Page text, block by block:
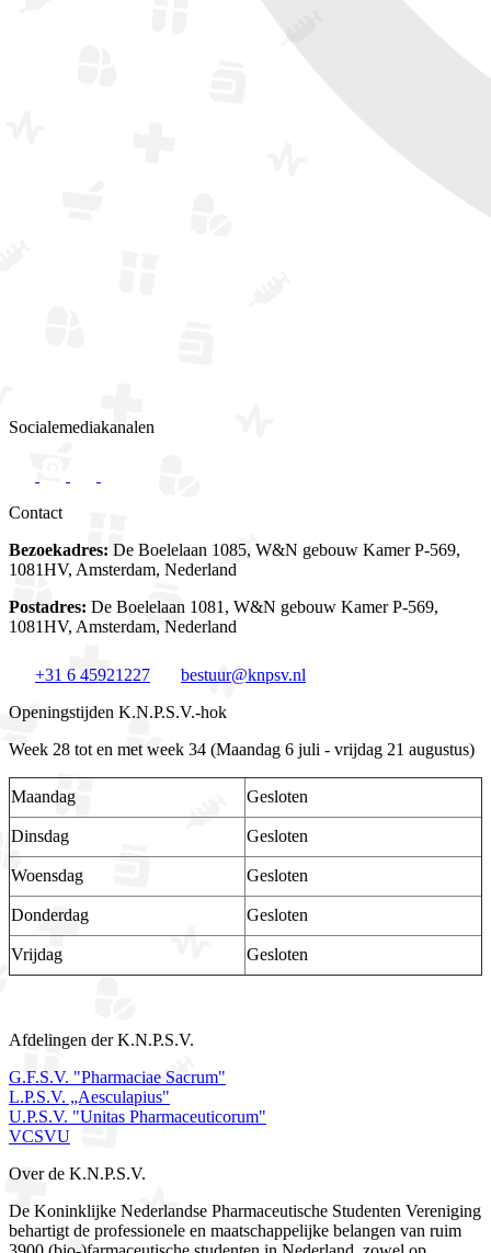
Socialemediakanalen
Contact
Bezoekadres: De Boelelaan 1085, W&N gebouw Kamer P-569,
1081HV, Amsterdam, Nederland
Postadres: De Boelelaan 1081, W&N gebouw Kamer P-569,
1081HV, Amsterdam, Nederland
+31 6 45921227
bestuur@knpsv.nl
Openingstijden K.N.P.S.V.-hok
Week 28 tot en met week 34 (Maandag 6 juli - vrijdag 21 augustus)
Maandag Gesloten
Dinsdag Gesloten
Woensdag Gesloten
Donderdag Gesloten
Vrijdag Gesloten
Afdelingen der K.N.P.S.V.
G.F.S.V. "Pharmaciae Sacrum"
L.P.S.V. „Aesculapius"
U.P.S.V. "Unitas Pharmaceuticorum"
VCSVU
Over de K.N.P.S.V.
De Koninklijke Nederlandse Pharmaceutische Studenten Vereniging
behartigt de professionele en maatschappelijke belangen van ruim